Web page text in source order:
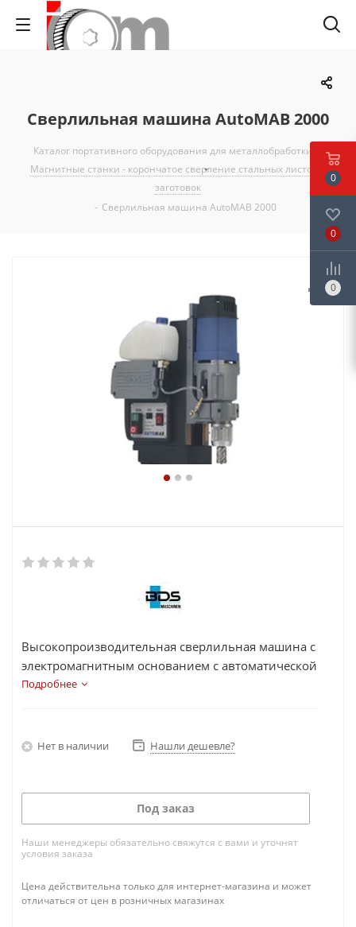
Сверлильная машина AutoMAB 2000
Каталог портативного оборудования для металлобработки
Магнитные станки - корончатое сверление стальных листов и
заготовок
- Сверлильная машина AutoMAB 2000
Высокопроизводительная сверлильная машина с
электромагнитным основанием с автоматической
подачей. Полностью автоматический контроль
Подробнее
Нет в наличии Нашли дешевле?
Под заказ
Наши менеджеры обязательно свяжутся с вами и уточнят
условия заказа
Цена действительна только для интернет-магазина и может
отличаться от цен в розничных магазинах
0
0
0